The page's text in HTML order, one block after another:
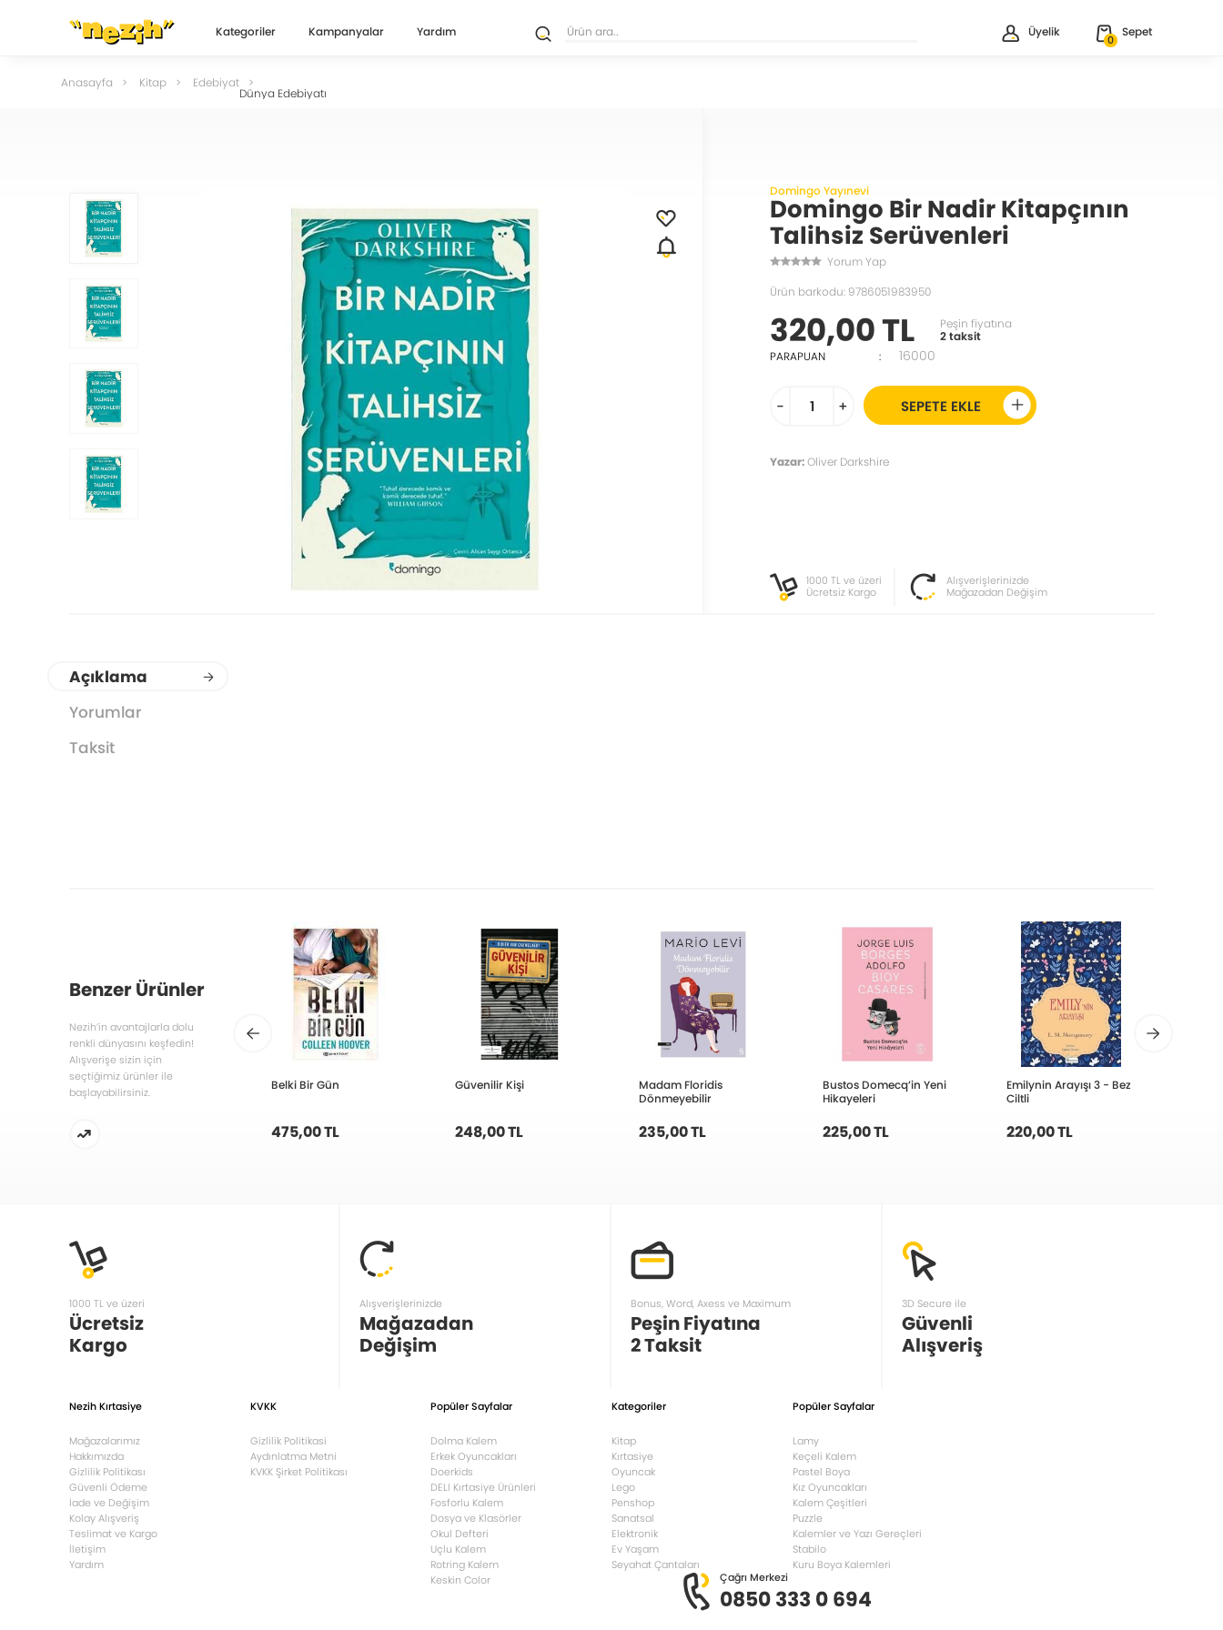
Kategoriler Kampanyalar Yardım Üyelik
0
Sepet
Anasayfa Kitap Edebiyat
Dünya Edebiyatı
Domingo Yayınevi
Domingo Bir Nadir Kitapçının
Talihsiz Serüvenleri
Yorum Yap
Ürün barkodu: 9786051983950
320,00 TL
Peşin fiyatına
2 taksit
PARAPUAN
: 16000
- + SEPETE EKLE
Yazar:Oliver Darkshire
1000 TL ve üzeri
Ücretsiz Kargo
Alışverişlerinizde
Mağazadan Değişim
Açıklama
Yorumlar
Taksit
Benzer Ürünler
Nezih’in avantajlarla dolu
renkli dünyasını keşfedin!
Alışverişe sizin için
seçtiğimiz ürünler ile
başlayabilirsiniz.
Belki Bir Gün
475,00 TL
Güvenilir Kişi
248,00 TL
Madam Floridis
Dönmeyebilir
235,00 TL
Bustos Domecq’in Yeni
Hikayeleri
225,00 TL
Emilynin Arayışı 3 - Bez
Ciltli
220,00 TL
1000 TL ve üzeri
Ücretsiz
Kargo
Alışverişlerinizde
Mağazadan
Değişim
Bonus, Word, Axess ve Maximum
Peşin Fiyatına
2 Taksit
3D Secure ile
Güvenli
Alışveriş
Nezih Kırtasiye
Mağazalarımız
Hakkımızda
Gizlilik Politikası
Güvenli Ödeme
İade ve Değişim
Kolay Alışveriş
Teslimat ve Kargo
İletişim
Yardım
KVKK
Gizlilik Politikasi
Aydınlatma Metni
KVKK Şirket Politikası
Popüler Sayfalar
Dolma Kalem
Erkek Oyuncakları
Doerkids
DELI Kırtasiye Ürünleri
Fosforlu Kalem
Dosya ve Klasörler
Okul Defteri
Uçlu Kalem
Rotring Kalem
Keskin Color
Kategoriler
Kitap
Kırtasiye
Oyuncak
Lego
Penshop
Sanatsal
Elektronik
Ev Yaşam
Seyahat Çantaları
Popüler Sayfalar
Lamy
Keçeli Kalem
Pastel Boya
Kız Oyuncakları
Kalem Çeşitleri
Puzzle
Kalemler ve Yazı Gereçleri
Stabilo
Kuru Boya Kalemleri
Çağrı Merkezi
0850 333 0 694